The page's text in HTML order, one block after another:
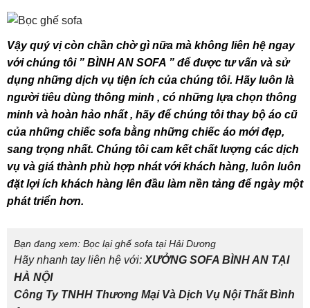
Vậy quý vị còn chần chờ gì nữa mà không liên hệ ngay
với chúng tôi ” BÌNH AN SOFA ” để được tư vấn và sử
dụng những dịch vụ tiện ích của chúng tôi. Hãy luôn là
người tiêu dùng thông minh , có những lựa chọn thông
minh và hoàn hảo nhất , hãy để chúng tôi thay bộ áo cũ
của những chiếc sofa bằng những chiếc áo mới đẹp,
sang trọng nhất. Chúng tôi cam kết chất lượng các dịch
vụ và giá thành phù hợp nhát với khách hàng, luôn luôn
đặt lợi ích khách hàng lên đầu làm nền tảng để ngày một
phát triển hơn.
Bạn đang xem: Bọc lại ghế sofa tại Hải Dương
Hãy nhanh tay liên hệ với: XƯỞNG SOFA BÌNH AN TẠI
HÀ NỘI
Công Ty TNHH Thương Mại Và Dịch Vụ Nội Thất Bình